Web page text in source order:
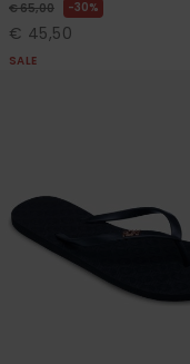
€ 65,00 30%
€ 45,50
SALE